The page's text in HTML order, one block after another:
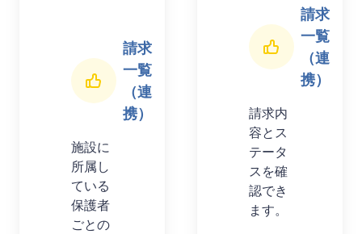
請求
一覧
（連
携）
施設に
所属し
ている
保護者
ごとの
請求
一覧
（連
携）
請求内
容とス
テータ
スを確
認でき
ます。